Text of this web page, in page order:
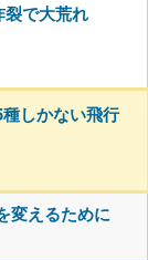
裂で大荒れ
種しかない飛行
変えるために